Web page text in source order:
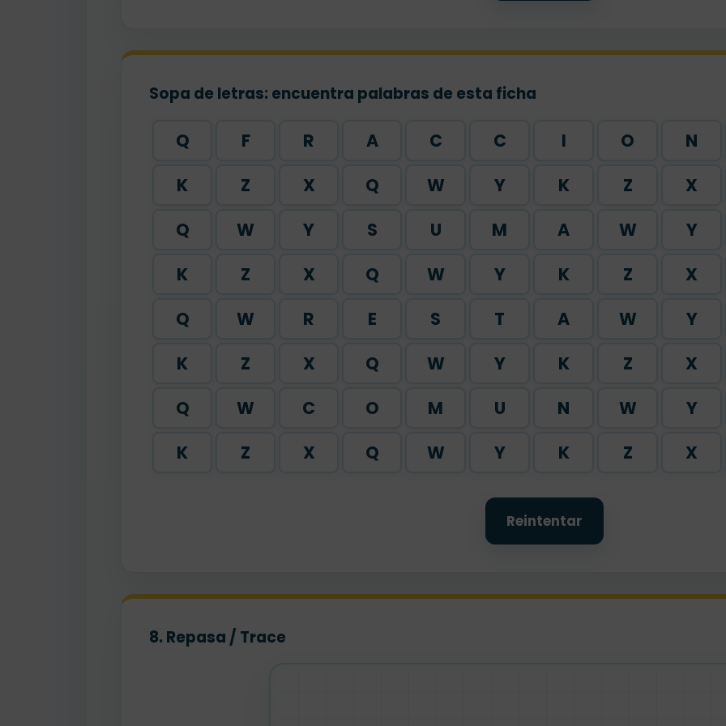
Sopa de letras: encuentra palabras de esta ficha
Q F R A C C I O
N
K
Z X Q W Y K Z
X
Q
W Y S U M A W
Y
K
Z X Q W Y K Z
X
Q
W R E S T A W
Y
K
Z X Q W Y K Z
X
Q
W C O M U N W
Y
K
Z X Q W Y K Z X
Reintentar
8. Repasa / Trace